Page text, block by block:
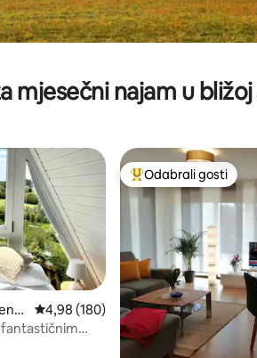
mjesečni najam u
s oznakom „Odabrali gosti”
Prosječna ocjena: 4,98/5, recenzija:
4,98 (180)
fantastičnim
Među najviše
Odabrali gosti